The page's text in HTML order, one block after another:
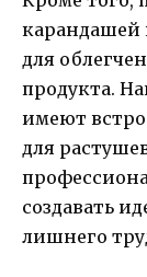
карандашей
для
продукта.
имеют
для
создавать
лишнего